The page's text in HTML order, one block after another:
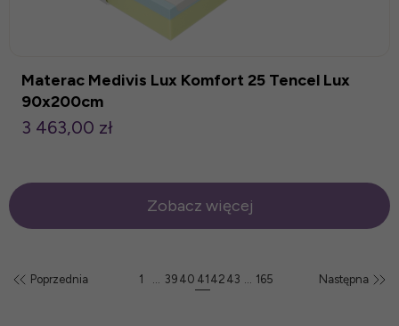
Materac Medivis Lux Komfort 25 Tencel Lux
90x200cm
3 463,00 zł
Zobacz więcej
Poprzednia 1 39 40 41 42 43 165 Następna